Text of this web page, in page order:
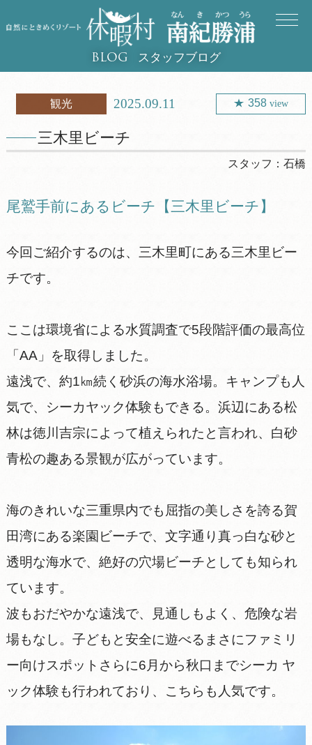
BLOG スタッフブログ
観光 2025.09.11 358 view
三木里ビーチ
スタッフ：石橋
尾鷲手前にあるビーチ【三木里ビーチ】
今回ご紹介するのは、三木里町にある三木里ビー
チです。
ここは環境省による水質調査で5段階評価の最高位
「AA」を取得しました。
遠浅で、約1㎞続く砂浜の海水浴場。キャンプも人
気で、シーカヤック体験もできる。浜辺にある松
林は徳川吉宗によって植えられたと言われ、白砂
青松の趣ある景観が広がっています。
海のきれいな三重県内でも屈指の美しさを誇る賀
田湾にある楽園ビーチで、文字通り真っ白な砂と
透明な海水で、絶好の穴場ビーチとしても知られ
ています。
波もおだやかな遠浅で、見通しもよく、危険な岩
場もなし。子どもと安全に遊べるまさにファミリ
ー向けスポットさらに6月から秋口までシーカ ヤ
ック体験も行われており、こちらも人気です。